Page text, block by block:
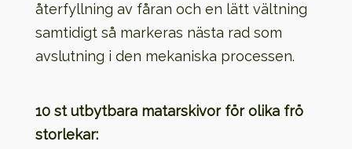
återfyllning av fåran och en lätt vältning
samtidigt så markeras nästa rad som
avslutning i den mekaniska processen.
10 st utbytbara matarskivor för olika frö
storlekar: